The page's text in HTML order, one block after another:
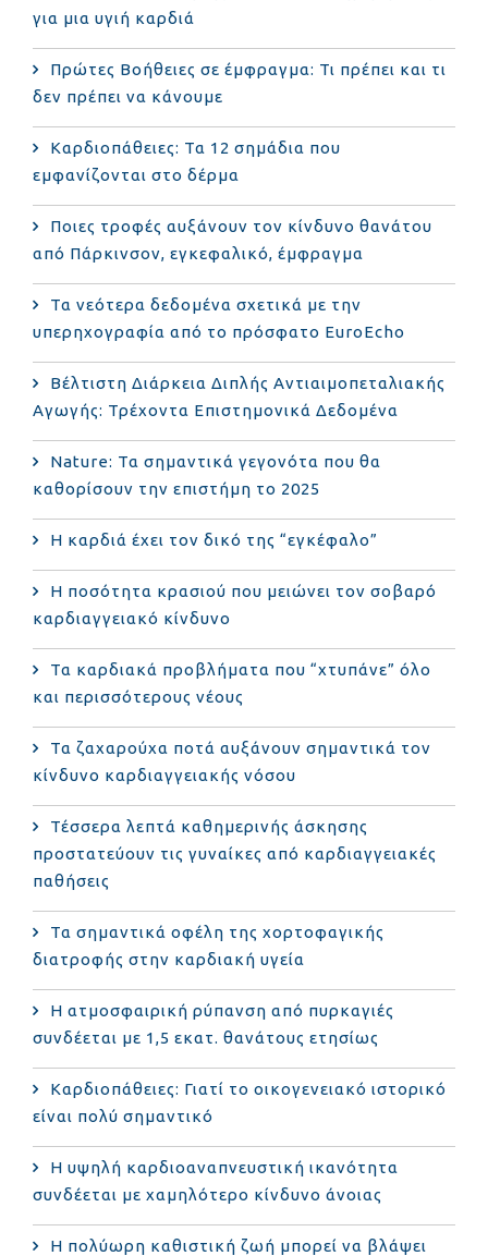
για μια υγιή καρδιά
Πρώτες Βοήθειες σε έμφραγμα: Τι πρέπει και τι
δεν πρέπει να κάνουμε
Καρδιοπάθειες: Τα 12 σημάδια που
εμφανίζονται στο δέρμα
Ποιες τροφές αυξάνουν τον κίνδυνο θανάτου
από Πάρκινσον, εγκεφαλικό, έμφραγμα
Τα νεότερα δεδομένα σχετικά με την
υπερηχογραφία από το πρόσφατο EuroEcho
Bέλτιστη Διάρκεια Διπλής Αντιαιμοπεταλιακής
Αγωγής: Τρέχοντα Επιστημονικά Δεδομένα
Nature: Τα σημαντικά γεγονότα που θα
καθορίσουν την επιστήμη το 2025
Η καρδιά έχει τον δικό της “εγκέφαλο”
Η ποσότητα κρασιού που μειώνει τον σοβαρό
καρδιαγγειακό κίνδυνο
Τα καρδιακά προβλήματα που “χτυπάνε” όλο
και περισσότερους νέους
Τα ζαχαρούχα ποτά αυξάνουν σημαντικά τον
κίνδυνο καρδιαγγειακής νόσου
Τέσσερα λεπτά καθημερινής άσκησης
προστατεύουν τις γυναίκες από καρδιαγγειακές
παθήσεις
Τα σημαντικά οφέλη της χορτοφαγικής
διατροφής στην καρδιακή υγεία
Η ατμοσφαιρική ρύπανση από πυρκαγιές
συνδέεται με 1,5 εκατ. θανάτους ετησίως
Καρδιοπάθειες: Γιατί το οικογενειακό ιστορικό
είναι πολύ σημαντικό
Η υψηλή καρδιοαναπνευστική ικανότητα
συνδέεται με χαμηλότερο κίνδυνο άνοιας
Η πολύωρη καθιστική ζωή μπορεί να βλάψει